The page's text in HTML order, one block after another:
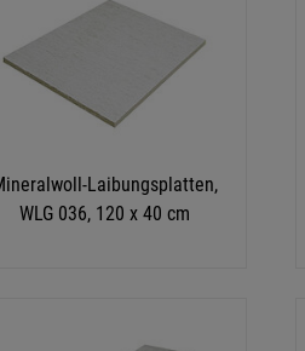
Laibungsplatten,
WLG 036, 120 x 40 cm